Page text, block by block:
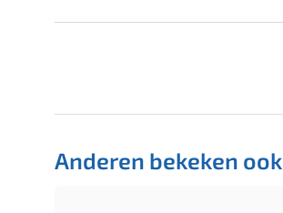
Anderen bekeken ook